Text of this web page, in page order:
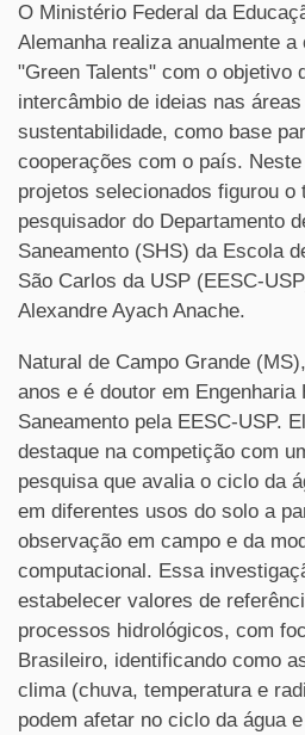
O Ministério Federal da
Alemanha realiza anualmente a
"Green Talents" com o objetivo
intercâmbio de ideias nas
sustentabilidade, como base
cooperações com o país.
projetos selecionados figurou o
pesquisador do Departamento
Saneamento (SHS) da Escola
São Carlos da USP (EESC-
Alexandre Ayach Anache.
Natural de Campo Grande
anos e é doutor em Engenharia
Saneamento pela EESC-USP.
destaque na competição com
pesquisa que avalia o ciclo da
em diferentes usos do solo a
observação em campo e da
computacional. Essa
estabelecer valores de
processos hidrológicos, com
Brasileiro, identificando como
clima (chuva, temperatura e
podem afetar no ciclo da água